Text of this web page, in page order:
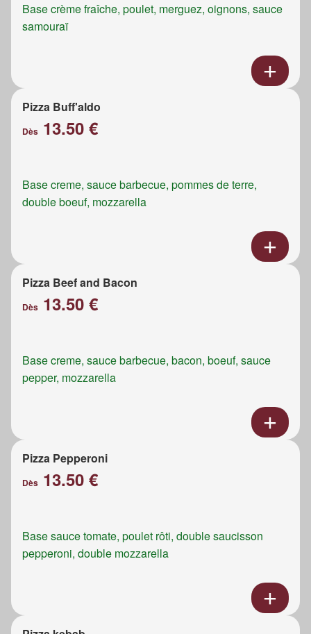
Base crème fraîche, poulet, merguez, oignons, sauce
samouraï
Pizza Buff'aldo
Dès 13.50 €
Base creme, sauce barbecue, pommes de terre,
double boeuf, mozzarella
Pizza Beef and Bacon
Dès 13.50 €
Base creme, sauce barbecue, bacon, boeuf, sauce
pepper, mozzarella
Pizza Pepperoni
Dès 13.50 €
Base sauce tomate, poulet rôti, double saucisson
pepperoni, double mozzarella